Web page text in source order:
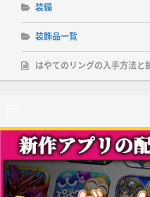
装備
装飾品一覧
はやてのリングの入手方法と